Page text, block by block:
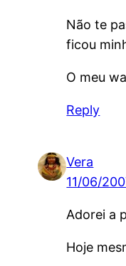
Não te
ficou
O meu
Reply
Vera
11/06/
Adorei a
Hoje